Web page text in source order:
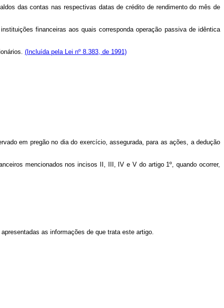
das contas nas respectivas datas de crédito de rendimento do mês de
financeiras aos quais corresponda operação passiva de idêntica
(Incluída pela Lei nº 8.383, de 1991)
em pregão no dia do exercício, assegurada, para as ações, a dedução
mencionados nos incisos II, III, IV e V do artigo 1º, quando ocorrer,
as informações de que trata este artigo.